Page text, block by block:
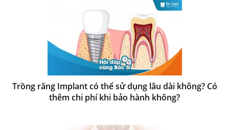
Trồng răng Implant có thể sử dụng lâu dài không? Có
thêm chi phí khi bảo hành không?